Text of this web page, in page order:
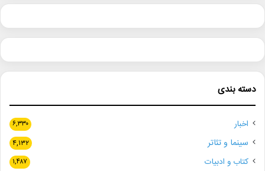
دسته بندی
اخبار ۶,۳۳۰
سینما و تئاتر ۴,۱۳۲
کتاب و ادبیات ۱,۴۸۷